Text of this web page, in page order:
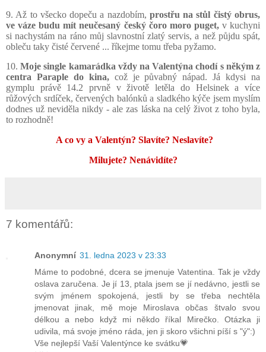
9. Až to všecko dopeču a nazdobím, prostřu na stůl čistý obrus,
ve váze budu mít neučesaný český čoro moro puget, v kuchyni
sinachystám na ráno můj slavnostní zlatý servis, a než půjdu spát,
obleču taky čisté červené ... říkejme tomu třeba pyžamo.
10.Moje single kamarádka vždy na Valentýna chodí s někým z
centra Paraple do kina, což je půvabný nápad. Já kdysi na
gymplu právě 14.2 prvně v životě letěla do Helsinek a více
růžových srdíček, červených balónků a sladkého kýče jsem myslím
dodnes už neviděla nikdy - ale zas láska na celý život z toho byla,
to rozhodně!
A co vy a Valentýn? Slavíte? Neslavíte?
Milujete? Nenávidíte?
7 komentářů:
Anonymní 31. ledna 2023 v 23:33
Máme to podobné, dcera se jmenuje Vatentina. Tak je vždy
oslava zaručena. Je jí 13, ptala jsem se jí nedávno, jestli se
svým jménem spokojená, jestli by se třeba nechtěla
jmenovat jinak, mě moje Miroslava občas štvalo svou
délkou a nebo když mi někdo říkal Mirečko. Otázka ji
udivila, má svoje jméno ráda, jen ji skoro všichni píší s "ý":)
Vše nejlepší Vaší Valentýnce ke svátku💗